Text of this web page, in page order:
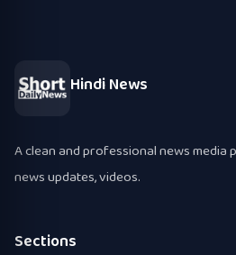
Hindi News
A clean and professional news media
news updates, videos.
Sections